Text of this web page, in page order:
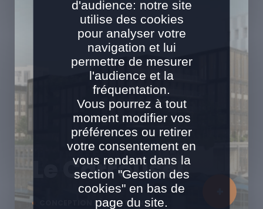
CONCEPTION RÉALISATION
Le Carrousel
d'audience: notre site
utilise des cookies
pour analyser votre
navigation et lui
permettre de mesurer
l'audience et la
fréquentation.
Vous pourrez à tout
moment modifier vos
préférences ou retirer
votre consentement en
vous rendant dans la
section "Gestion des
cookies" en bas de
page du site.